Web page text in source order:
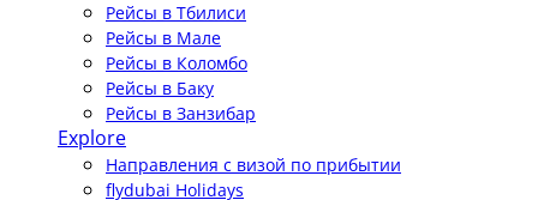
Рейсы в Тбилиси
Рейсы в Мале
Рейсы в Коломбо
Рейсы в Баку
Рейсы в Занзибар
Explore
Направления с визой по прибытии
flydubai Holidays